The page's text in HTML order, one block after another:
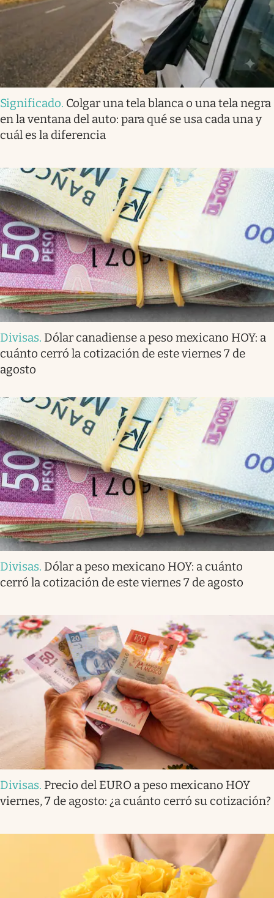
Significado. Colgar una tela blanca o una tela negra
en la ventana del auto: para qué se usa cada una y
cuál es la diferencia
Divisas. Dólar canadiense a peso mexicano HOY: a
cuánto cerró la cotización de este viernes 7 de
agosto
Divisas. Dólar a peso mexicano HOY: a cuánto
cerró la cotización de este viernes 7 de agosto
Divisas. Precio del EURO a peso mexicano HOY
viernes, 7 de agosto: ¿a cuánto cerró su cotización?